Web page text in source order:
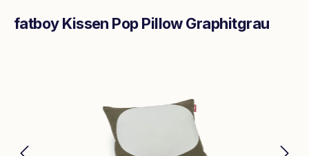
fatboy Kissen Pop Pillow Graphitgrau